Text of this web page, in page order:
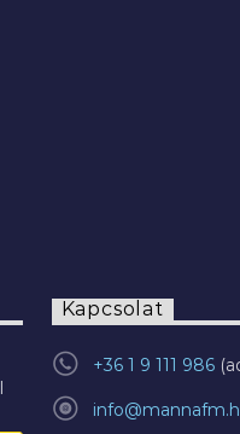
Kapcsolat
+36 1 9 111 986